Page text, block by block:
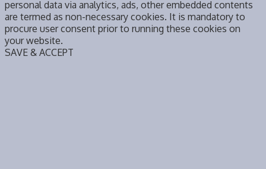
personal data via analytics, ads, other embedded contents
are termed as non-necessary cookies. It is mandatory to
procure user consent prior to running these cookies on
your website.
SAVE & ACCEPT